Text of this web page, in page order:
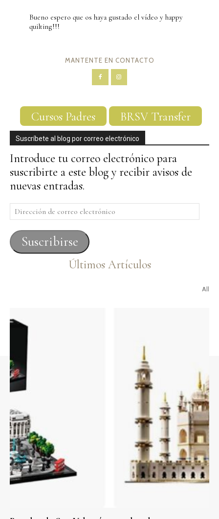
Bueno espero que os haya gustado el vídeo y happy
quilting!!!
MANTENTE EN CONTACTO
Cursos Padres BRSV Transfer
Suscríbete al blog por correo electrónico
Introduce tu correo electrónico para
suscribirte a este blog y recibir avisos de
nuevas entradas.
Dirección
de
correo
electrónico
Suscribirse
Últimos Artículos
All